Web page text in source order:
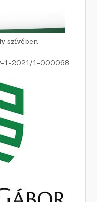
szívében
1-2021/1-000068